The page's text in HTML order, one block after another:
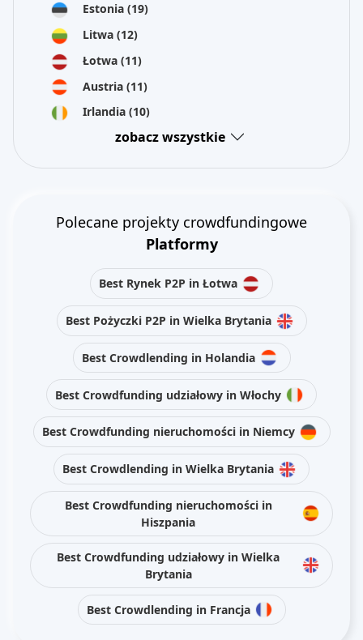
Estonia (19)
Litwa (12)
Łotwa (11)
Austria (11)
Irlandia (10)
zobacz wszystkie
Polecane projekty crowdfundingowe
Platformy
Best Rynek P2P in Łotwa
Best Pożyczki P2P in Wielka Brytania
Best Crowdlending in Holandia
Best Crowdfunding udziałowy in Włochy
Best Crowdfunding nieruchomości in Niemcy
Best Crowdlending in Wielka Brytania
Best Crowdfunding nieruchomości in
Hiszpania
Best Crowdfunding udziałowy in Wielka
Brytania
Best Crowdlending in Francja